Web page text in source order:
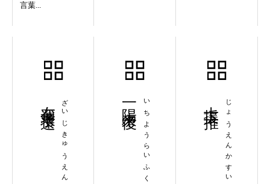
言葉...
ざいじきゅうえん いちようらいふく
一陽来復 じょうえんかすい